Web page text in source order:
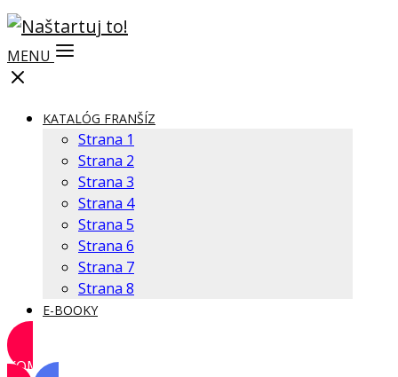
MENU
KATALÓG FRANŠÍZ
Strana 1
Strana 2
Strana 3
Strana 4
Strana 5
Strana 6
Strana 7
Strana 8
E-BOOKY
KOMUNITA